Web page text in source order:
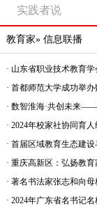
实践者说
教育家» 信息联播
· 山东省职业技术教育
· 首都师范大学成功举
· 数智淮海·共创未来
· 2024年校家社协同育
· 首届区域教育生态建
· 重庆高新区：弘扬教
· 著名书法家张志和向
· 2024年广东省名书记